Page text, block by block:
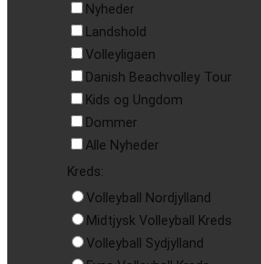
Nyheder
Landshold
Volleyligaen
Danish Beachvolley Tour
Kids og Ungdom
Dommer
Alle Nyheder
Kreds:
Volleyball Nordjylland
Midtjysk Volleyball Kreds
Volleyball Sydjylland